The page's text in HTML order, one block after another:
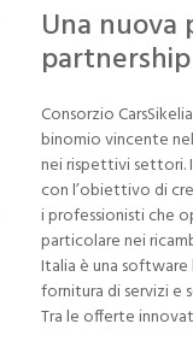
Una
Consorzio
binomio vincente
nei rispettivi settori.
con l’obiettivo di
i professionisti che
particolare nei
Italia è una
fornitura di servizi e
Tra le offerte